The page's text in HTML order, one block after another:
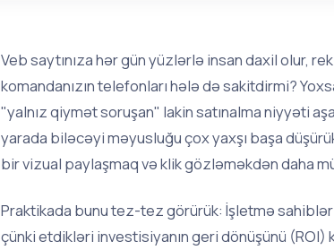
Veb saytınıza hər gün yüzlərlə insan daxil olur,
komandanızın telefonları hələ də sakitdirmi?
"yalnız qiymət soruşan" lakin satınalma niyyəti
yarada biləcəyi məyusluğu çox yaxşı başa
bir vizual paylaşmaq və klik gözləməkdən daha
Praktikada bunu tez-tez görürük: İşletmə
çünki etdikləri investisiyanın geri dönüşünü